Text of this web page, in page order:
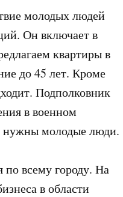
молодых людей
Он включает в
квартиры в
до 45 лет. Кроме
Подполковник
в военном
нужны молодые люди.
по всему городу. На
в области